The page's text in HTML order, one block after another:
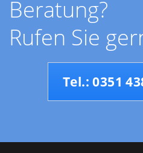
Beratung?
Rufen Sie
Tel.: 0351